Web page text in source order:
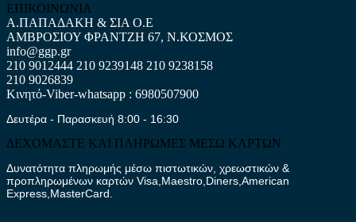
ΕΠΙΚΟΙΝΩΝΙΑ
Α.ΠΑΠΑΔΑΚΗ & ΣΙΑ Ο.Ε
ΑΜΒΡΟΣΙΟΥ ΦΡΑΝΤΖΗ 67, Ν.ΚΟΣΜΟΣ
info@ggp.gr
210 9012444 210 9239148 210 9238158
210 9026839
Κινητό-Viber-whatsapp : 6980507900
Δευτέρα - Παρασκευή 8:00 - 16:30
ΔΕΧΟΜΑΣΤΕ ΚΑΙ ΠΛΗΡΩΜΕΣ ΜΕΣΩ ΚΑΡΤΩΝ
Δυνατότητα πληρωμής μέσω πιστωτικών, χρεωστικών &
προπληρωμένων καρτών Visa,Maestro,Diners,American
Express,MasterCard.